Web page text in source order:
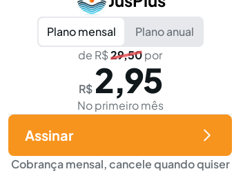
Plano mensal
Plano anual
de R$29,50por
R$ 2,95
No primeiro mês
Cobrança mensal, cancele quando quiser
Assinar